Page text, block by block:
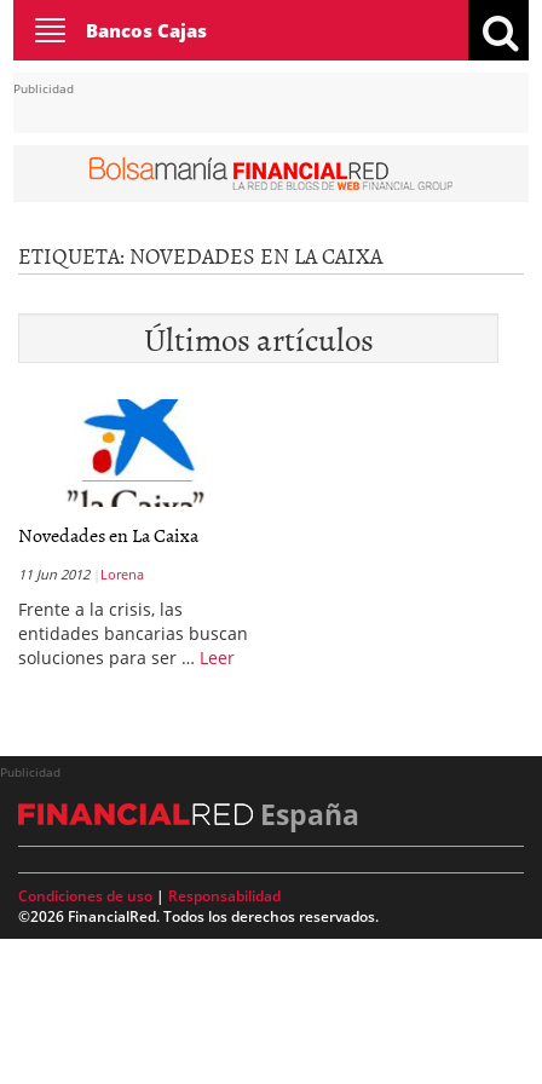
Toggle
navigation
Bancos Cajas
Publicidad
ETIQUETA: NOVEDADES EN LA CAIXA
Últimos artículos
Novedades en La Caixa
11 Jun 2012 Lorena
Frente a la crisis, las
entidades bancarias buscan
soluciones para ser … Leer
Publicidad
España
Condiciones de uso | Responsabilidad
©2026 FinancialRed. Todos los derechos reservados.